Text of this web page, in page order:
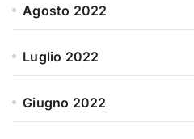
Agosto 2022
Luglio 2022
Giugno 2022